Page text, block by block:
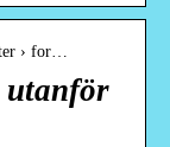
› for…
utanför